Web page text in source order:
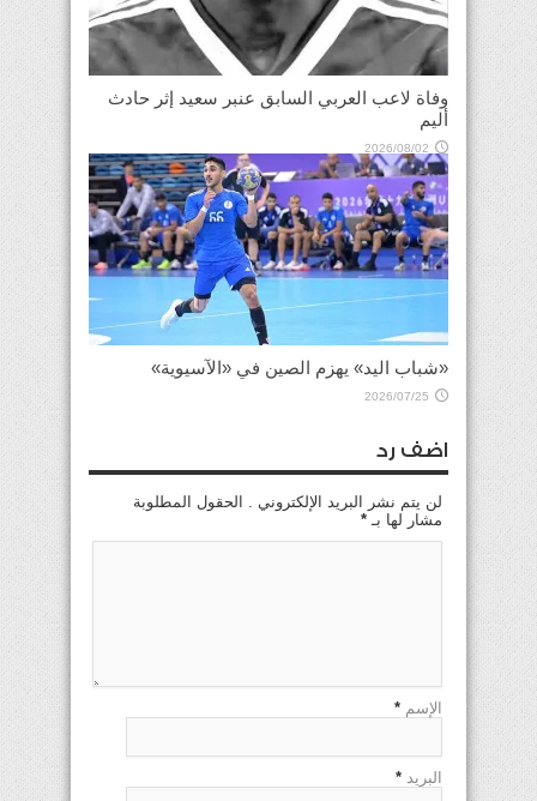
وفاة لاعب العربي السابق عنبر سعيد إثر حادث
أليم
2026/08/02
«شباب اليد» يهزم الصين في «الآسيوية»
2026/07/25
اضف رد
لن يتم نشر البريد الإلكتروني . الحقول المطلوبة
مشار لها بـ *
الإسم *
البريد *